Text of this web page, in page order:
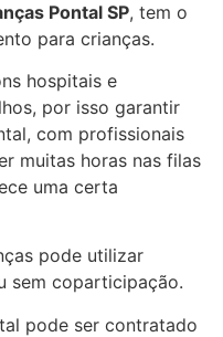
Pontal SP, tem o
para crianças.
hospitais e
por isso garantir
com profissionais
muitas horas nas filas
uma certa
pode utilizar
sem coparticipação.
pode ser contratado